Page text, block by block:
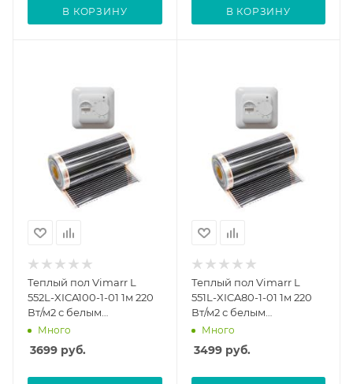
В КОРЗИНУ В КОРЗИНУ
Теплый пол Vimarr L
552L-XICA100-1-01 1м 220
Вт/м2 с белым
механическим
терморегулятором
Много
3699 руб.
Теплый пол Vimarr L
551L-XICA80-1-01 1м 220
Вт/м2 с белым
механическим
терморегулятором
Много
3499руб.